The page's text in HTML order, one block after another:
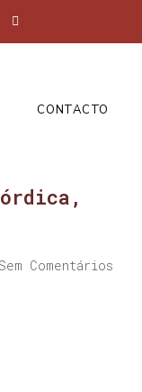
CONTACTO
Sem Comentários